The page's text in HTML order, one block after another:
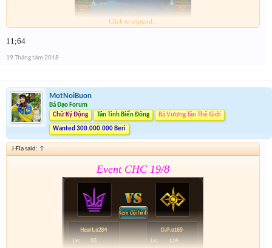
Tham gia đủ các bước để k bị loại nhảm . Event 2 sẽ
dóng vào 15h ngày mai
Click to expand...
11;64
19 Tháng tám 2018
MotNoiBuon
Bá Đạo Forum
Chữ Ký Động
Tân Tinh Biển Đông Bá Vương Tân Thế Giới
Wanted 300.000.000 Beri
J-Fla said: ↑
Event CHC 19/8